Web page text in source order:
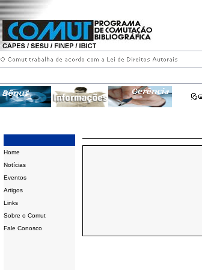
Home
Notícias
Eventos
Artigos
Links
Sobre o Comut
Fale Conosco